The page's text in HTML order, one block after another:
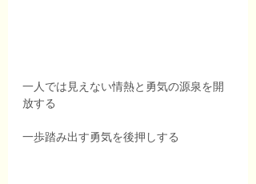
一人では見えない情熱と勇気の源泉を開
放する
一歩踏み出す勇気を後押しする